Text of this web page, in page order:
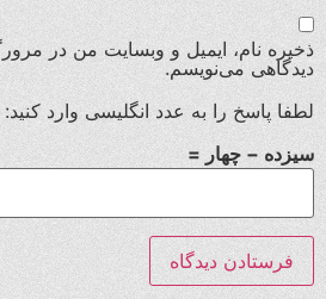
ذخیره نام، ایمیل و وبسایت من در
دیدگاهی می‌نویسم.
لطفا پاسخ را به عدد انگلیسی وارد کنید:
سیزده − چهار =